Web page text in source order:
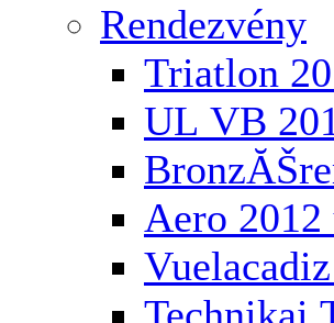
Rendezvény
Triatlon
UL VB
Aero